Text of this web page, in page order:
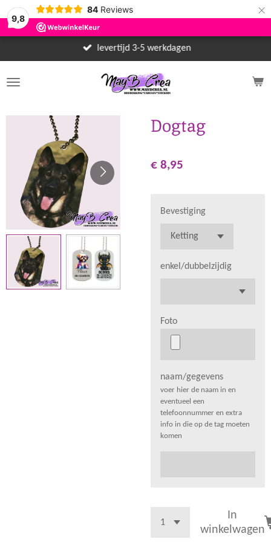
9,8
84 Reviews ×
levertijd 3-5 werkdagen
Dogtag
€ 8,95
Bevestiging
enkel/dubbelzijdig
Foto
naam/gegevens
voer hier de naam in en
eventueel een
telefoonnummer en extra
info in die op de tag moeten
komen
In
winkelwagen